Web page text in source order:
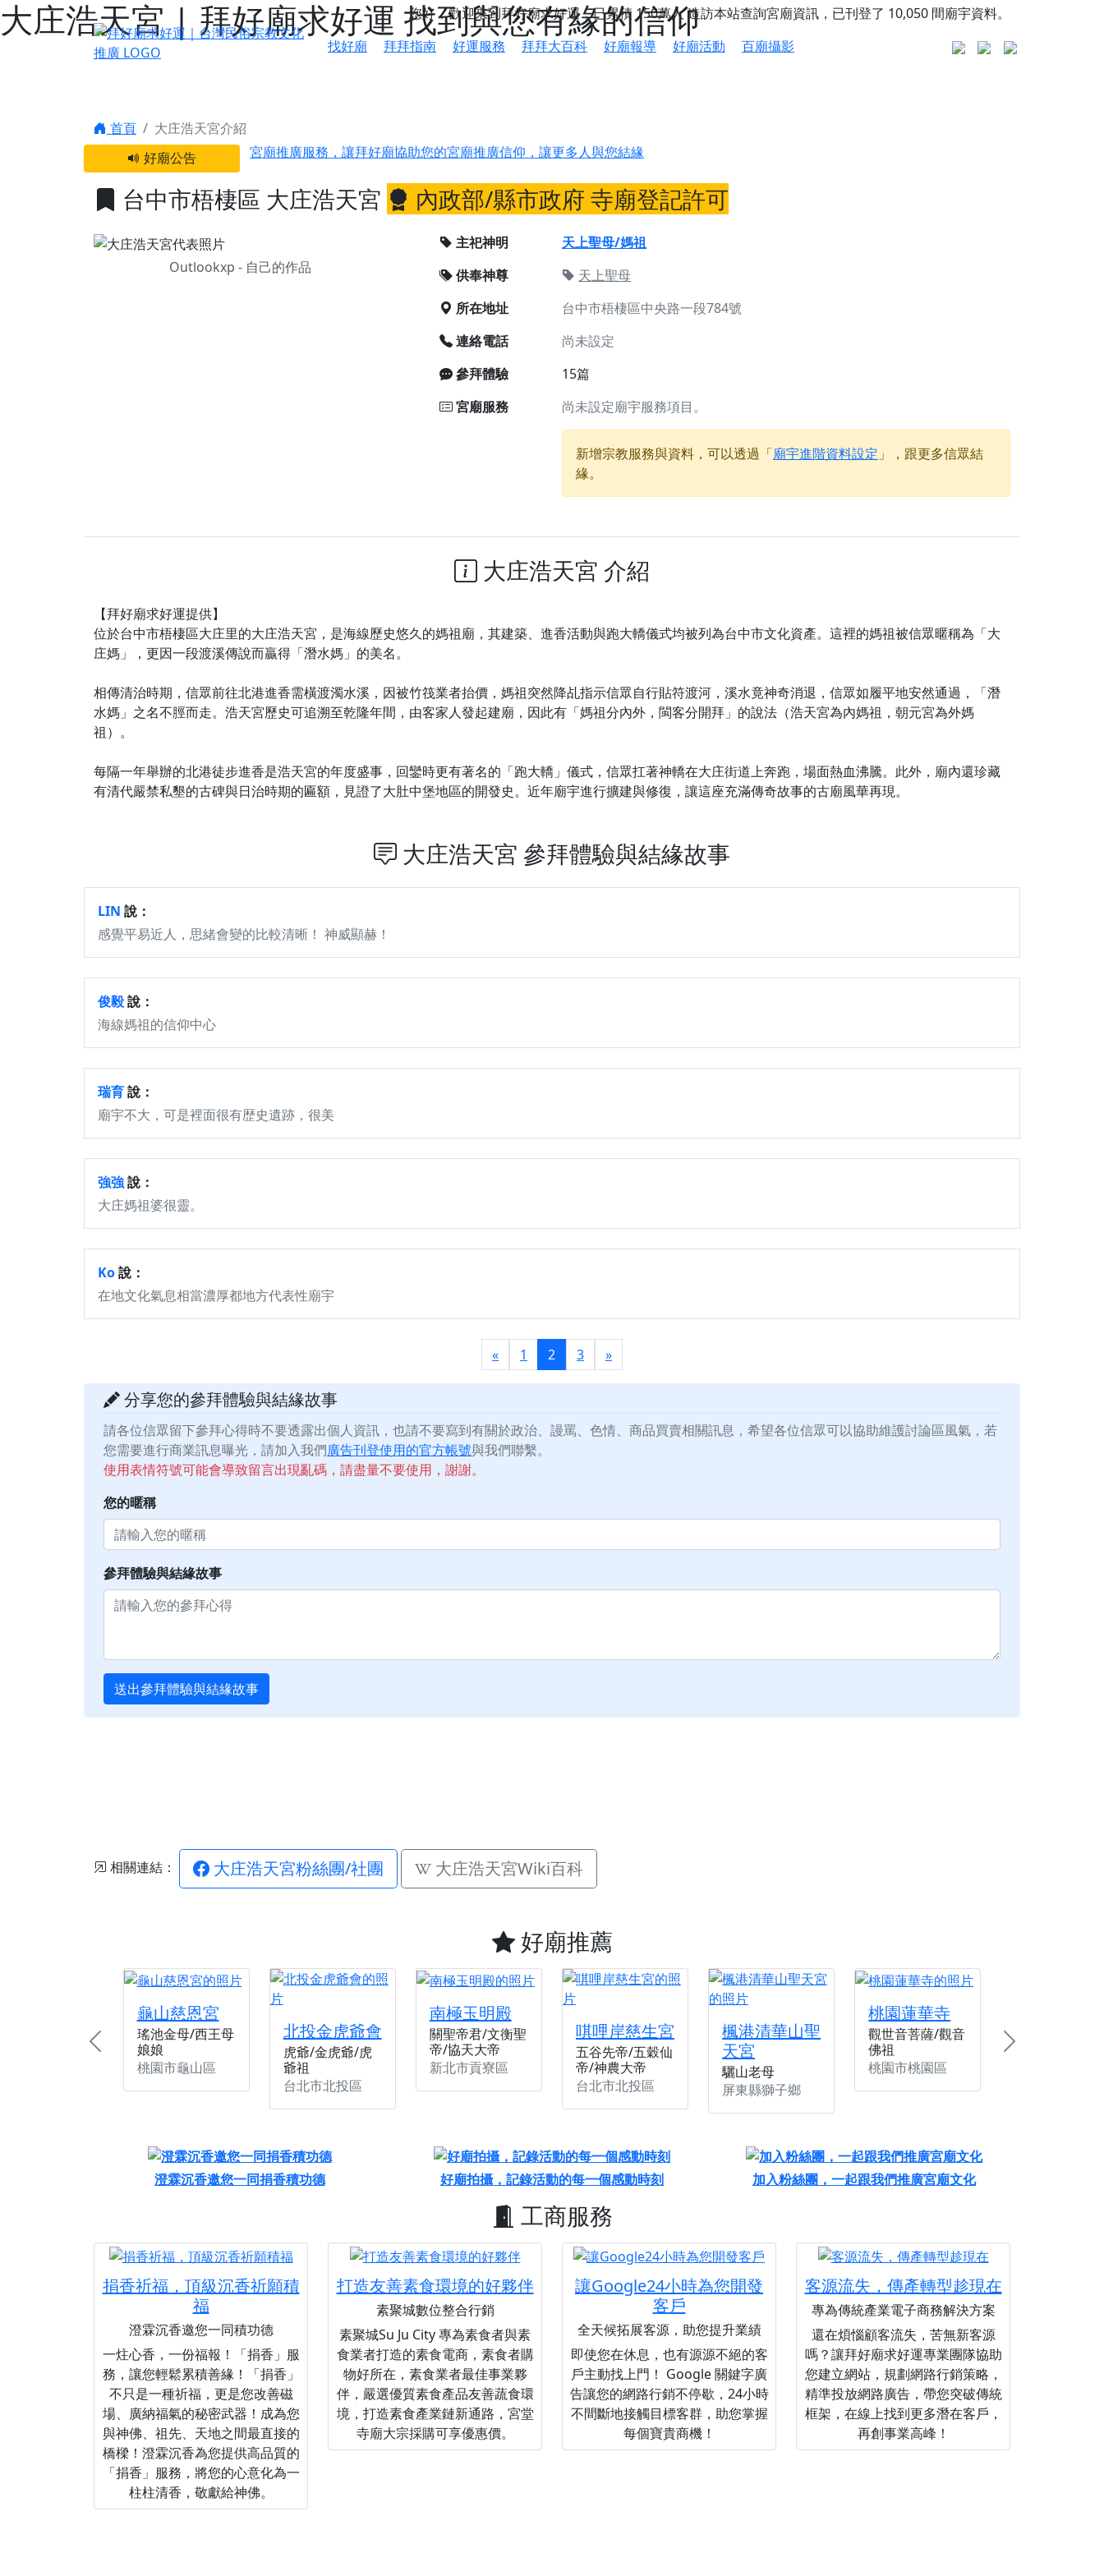
大庄浩天宮 | 拜好廟求好運 找到與您有緣的信仰
您好，歡迎來到拜好廟求好運，已累積 150萬人造訪本站查詢宮廟資訊，已刊登了 10,050 間廟宇資料。
找好廟
拜拜指南 好運服務 拜拜大百科 好廟報導 好廟活動 百廟攝影
首頁
大庄浩天宮介紹
好廟公告
宮廟推廣服務，讓拜好廟協助您的宮廟推廣信仰，讓更多人與您結緣
之旅」！
【台北北投 唭哩岸慈生宮】慶讚中元普渡法會，誠摯邀請您一同參與，為自己與家人累積福德、祈求平安好運
【屏東縣獅子鄉 楓港清華山聖天宮】驪山母娘聖誕暨中元普渡大法會，誠邀十方善信大德，一同回到母娘慈悲座前，祈福納祥、慎
終追遠、廣植福田
【桃園龜山 慈恩宮】丙午年梁皇寶懺法會，一念虔誠禮寶懺，一分懺悔植福田，誠邀十方善信大德共同參與。
【桃園慈善宮(天公廟)】中元普渡交給專業的來，省時省力又積福！「玉皇大帝 大天尊」 親自坐鎮主法！幫你累積的功德福報自然
【台北北投 福慶宮】慶讚中元普渡法會，誠摯邀請十方善信大德，一同回到北投土地公埔，祈願闔家平安、地方祥和、福運綿長。
【桃園龜山 慈恩宮】瑤池金母聖誕祝壽盛典，邀請十方善信大德蒞臨參香祝壽，同沐母娘慈光，共祈平安吉祥
【新北八里 紫德宮】丙午年中元普渡讚普超薦法會，普施眾生・慎終追遠・廣植福田
【台北北投金虎爺會】父親節陪爸爸一起闖關趣，邀請大小朋友一起留下珍貴的家庭回憶
【新北八里 紫德宮】父親節奉茶感恩活動，一杯茶，一份心意；一句感謝，一生難忘。
【桃園新屋 深圳玄天宮】七娘媽聖誕祝壽慶典，誠摯邀請十方善信大德攜家帶眷前來參香，共同向七娘媽祝壽祈福
【桃園慈善宮(天公廟)】虎爺元帥 開光大典，祈求虎爺神威護持，庇佑闔家平安、財運亨通、事業順遂、百邪退散。
歡迎友廟長官、小編加入我們LINE官方帳號，讓我們協助您的廟宇推廣。
歡迎信眾分享您前往廟宇的參拜體驗，推廣您的信仰
台中市梧棲區 大庄浩天宮 內政部/縣市政府 寺廟登記許可
Outlookxp - 自己的作品
主祀神明
天上聖母/媽祖
供奉神尊
天上聖母
所在地址
台中市梧棲區中央路一段784號
連絡電話
尚未設定
參拜體驗
15篇
宮廟服務
尚未設定廟宇服務項目。
新增宗教服務與資料，可以透過「廟宇進階資料設定 」，跟更多信眾結
緣。
大庄浩天宮 介紹
【拜好廟求好運提供】
位於台中市梧棲區大庄里的大庄浩天宮，是海線歷史悠久的媽祖廟，其建築、進香活動與跑大轎儀式均被列為台中市文化資產。這裡的媽祖被信眾暱稱為「大
庄媽」，更因一段渡溪傳說而贏得「潛水媽」的美名。
相傳清治時期，信眾前往北港進香需橫渡濁水溪，因被竹筏業者抬價，媽祖突然降乩指示信眾自行貼符渡河，溪水竟神奇消退，信眾如履平地安然通過，「潛
水媽」之名不脛而走。浩天宮歷史可追溯至乾隆年間，由客家人發起建廟，因此有「媽祖分內外，閩客分開拜」的說法（浩天宮為內媽祖，朝元宮為外媽
祖）。
每隔一年舉辦的北港徒步進香是浩天宮的年度盛事，回鑾時更有著名的「跑大轎」儀式，信眾扛著神轎在大庄街道上奔跑，場面熱血沸騰。此外，廟內還珍藏
有清代嚴禁私墾的古碑與日治時期的匾額，見證了大肚中堡地區的開發史。近年廟宇進行擴建與修復，讓這座充滿傳奇故事的古廟風華再現。
大庄浩天宮 參拜體驗與結緣故事
LIN 說：
感覺平易近人，思緒會變的比較清晰！ 神威顯赫！
俊毅說：
海線媽祖的信仰中心
瑞育說：
廟宇不大，可是裡面很有歴史遺跡，很美
強強說：
大庄媽祖婆很靈。
Ko說：
在地文化氣息相當濃厚都地方代表性廟宇
« 1 2 3 »
分享您的參拜體驗與結緣故事
請各位信眾留下參拜心得時不要透露出個人資訊，也請不要寫到有關於政治、謾罵、色情、商品買賣相關訊息，希望各位信眾可以協助維護討論區風氣，若
您需要進行商業訊息曝光，請加入我們廣告刊登使用的官方帳號與我們聯繫。
使用表情符號可能會導致留言出現亂碼，請盡量不要使用，謝謝。
您的暱稱
參拜體驗與結緣故事
送出參拜體驗與結緣故事
相關連結： 大庄浩天宮粉絲團/社團 大庄浩天宮Wiki百科
好廟推薦
龜山慈恩宮
瑤池金母/西王母
娘娘
桃園市龜山區
北投金虎爺會
虎爺/金虎爺/虎
爺祖
台北市北投區
南極玉明殿
關聖帝君/文衡聖
帝/協天大帝
新北市貢寮區
唭哩岸慈生宮
五谷先帝/五穀仙
帝/神農大帝
台北市北投區
楓港清華山聖
天宮
驪山老母
屏東縣獅子鄉
桃園蓮華寺
觀世音菩薩/觀音
佛祖
桃園市桃園區
Previous Next
澄霖沉香邀您一同捐香積功德 好廟拍攝，記錄活動的每一個感動時刻 加入粉絲團，一起跟我們推廣宮廟文化
工商服務
捐香祈福，頂級沉香祈願積
福
澄霖沉香邀您一同積功德
一炷心香，一份福報！「捐香」服
務，讓您輕鬆累積善緣！「捐香」
不只是一種祈福，更是您改善磁
場、廣納福氣的秘密武器！成為您
與神佛、祖先、天地之間最直接的
橋樑！澄霖沉香為您提供高品質的
「捐香」服務，將您的心意化為一
柱柱清香，敬獻給神佛。
打造友善素食環境的好夥伴
素聚城數位整合行銷
素聚城Su Ju City 專為素食者與素
食業者打造的素食電商，素食者購
物好所在，素食業者最佳事業夥
伴，嚴選優質素食產品友善蔬食環
境，打造素食產業鏈新通路，宮堂
寺廟大宗採購可享優惠價。
讓Google24小時為您開發
客戶
全天候拓展客源，助您提升業績
即使您在休息，也有源源不絕的客
戶主動找上門！ Google 關鍵字廣
告讓您的網路行銷不停歇，24小時
不間斷地接觸目標客群，助您掌握
每個寶貴商機！
客源流失，傳產轉型趁現在
專為傳統產業電子商務解決方案
還在煩惱顧客流失，苦無新客源
嗎？讓拜好廟求好運專業團隊協助
您建立網站，規劃網路行銷策略，
精準投放網路廣告，帶您突破傳統
框架，在線上找到更多潛在客戶，
再創事業高峰！